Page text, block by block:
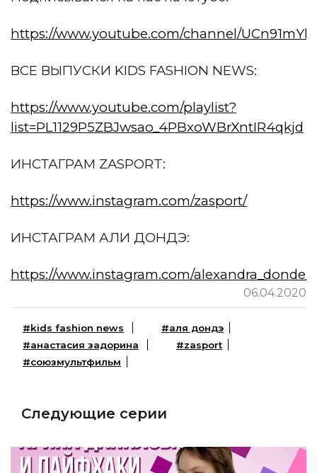
https://www.youtube.com/channel/
ВСЕ ВЫПУСКИ KIDS FASHION NEWS:
https://www.youtube.com/playlist?
list=PL1129P5ZBJwsao_4PBxoWBrXntIR4qkjd
ИНСТАГРАМ ZASPORT:
https://www.instagram.com/zasport/
ИНСТАГРАМ АЛИ ДОНДЭ:
https://www.instagram.com/
06.04.2020
#kids fashion news
#аля дондэ
#анастасия задорина
#zasport
#союзмультфильм
Следующие серии